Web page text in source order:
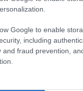
Google to enable
including
and fraud prevention,
Πανόραμα
Στις 16:26
δυνάμεις, δέκα
πολιτών.